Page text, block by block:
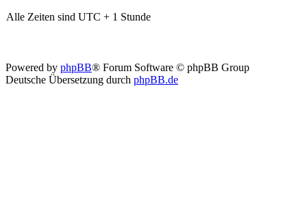
Alle Zeiten sind UTC + 1 Stunde
Powered by phpBB® Forum Software © phpBB Group
Deutsche Übersetzung durch phpBB.de